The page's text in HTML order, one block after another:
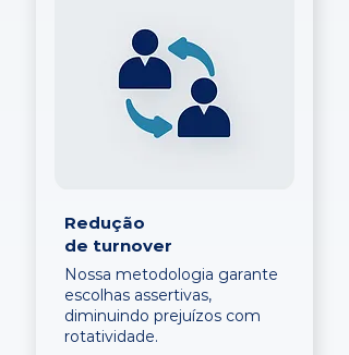
Redução
de turnover
Nossa metodologia garante
escolhas assertivas,
diminuindo prejuízos com
rotatividade.